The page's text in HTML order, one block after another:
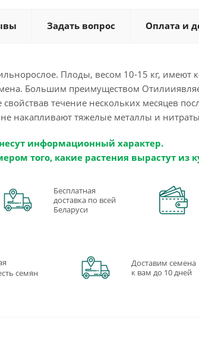
Задать вопрос Оплата и
Плоды, весом 10-15 кг, имеют
Большим преимуществом
течение нескольких месяцев
накапливают тяжелые металлы и
информационный характер.
того, какие растения вырастут из
Бесплатная
доставка по всей
Беларуси
семян
Доставим семена
к вам до 10 дней